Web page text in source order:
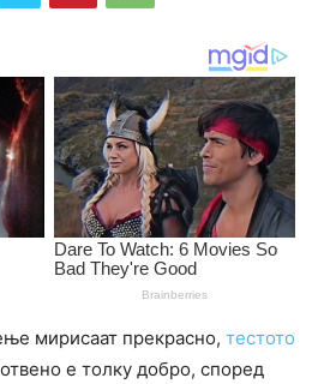
мирисаат прекрасно, тестото
е толку добро, според